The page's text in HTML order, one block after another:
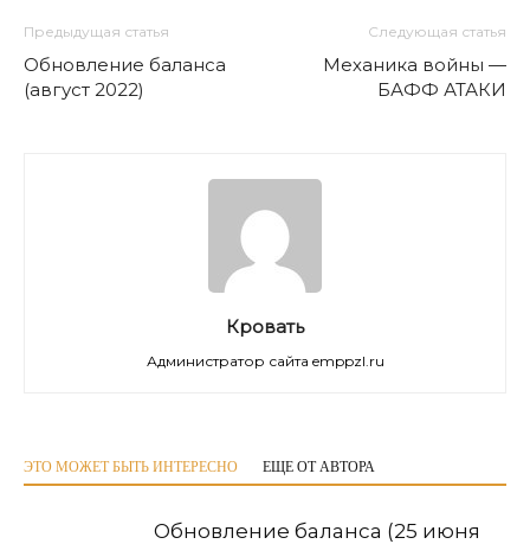
Предыдущая статья
Обновление баланса
(август 2022)
Следующая статья
Механика войны —
БАФФ АТАКИ
Кровать
Администратор сайта emppzl.ru
ЭТО МОЖЕТ БЫТЬ ИНТЕРЕСНО ЕЩЕ ОТ АВТОРА
Обновление баланса (25 июня